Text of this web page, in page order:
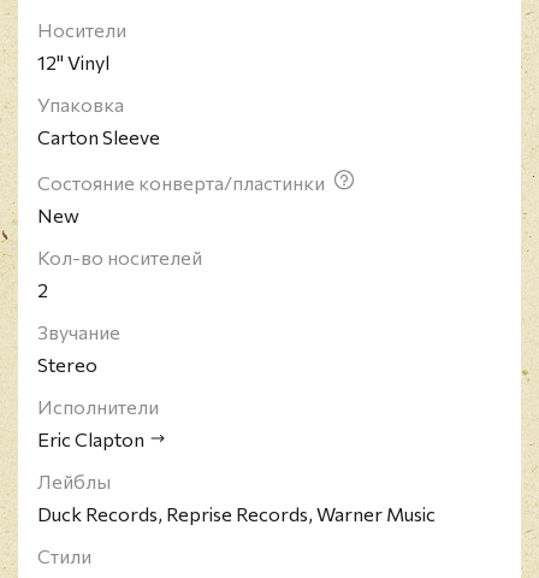
Носители
12" Vinyl
Упаковка
Carton Sleeve
Состояние конверта/пластинки
New
Кол-во носителей
2
Звучание
Stereo
Исполнители
Eric Clapton
Лейблы
Duck Records, Reprise Records, Warner Music
Стили